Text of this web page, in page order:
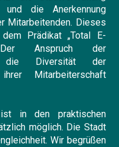
und die Anerkennung
Mitarbeitenden. Dieses
Prädikat „Total E-
Der Anspruch der
die Diversität der
Mitarbeiterschaft
in den praktischen
möglich. Die Stadt
Wir begrüßen